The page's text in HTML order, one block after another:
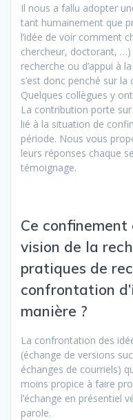
Il nous a fallu adopter
tant humainement que
l’idée de voir comment
chercheur, doctorant,
recherche ou d’appui à
s’est donc penché sur la
Quelques collègues y
La contribution porte
lié à la situation de
période. Nous vous
leurs réponses chaque
témoignage.
Ce
vision de la
pratiques de
confrontation
manière ?
La confrontation des
(échange de versions
échanges de courriels)
moins propice à faire
l’échange en présentiel
parole.